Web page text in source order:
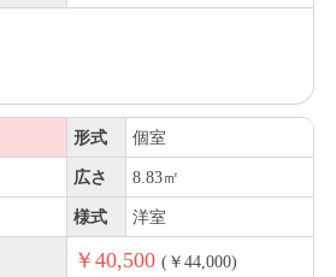
形式 個室
広さ 8.83㎡
様式 洋室
￥40,500 (￥44,000)